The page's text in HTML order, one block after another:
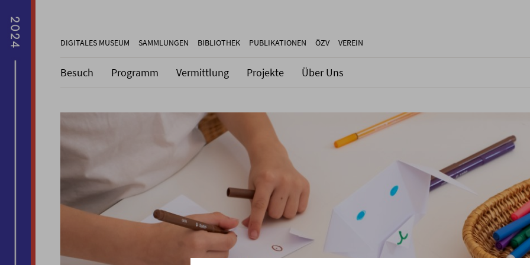
DIGITALES MUSEUM SAMMLUNGEN BIBLIOTHEK PUBLIKATIONEN ÖZV VEREIN
Besuch Programm Vermittlung Projekte Über Uns